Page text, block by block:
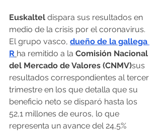
Euskaltel dispara sus resultados en
medio de la crisis por el coronavirus.
El grupo vasco, dueño de la gallega
R ha remitido a la Comisión Nacional
del Mercado de Valores (CNMV)sus
resultados correspondientes al tercer
trimestre en los que detalla que su
beneficio neto se disparó hasta los
52,1 millones de euros, lo que
representa un avance del 24,5%